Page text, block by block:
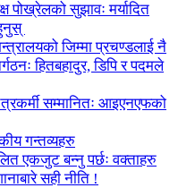
पोख्रेलको सुझावः मर्यादित
जिम्मा प्रचण्डलाई नै
हितबहादुर, डिपि र पदमले
सम्मानितः आइएनएफको
गन्तव्यहरु
एकजुट बन्नु पर्छः वक्ताहरु
सही नीति !